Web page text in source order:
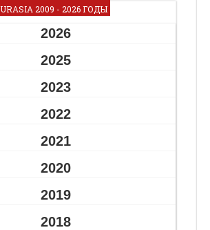
2009 - 2026 ГОДЫ
2026
2025
2023
2022
2021
2020
2019
2018